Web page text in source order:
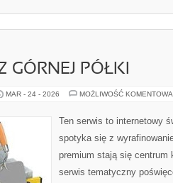
GÓRNEJ PÓŁKI
MAR - 24 - 2026 MOŻLIWOŚĆ
Ten serwis to internetowy
spotyka się z
premium stają się centrum
serwis tematyczny